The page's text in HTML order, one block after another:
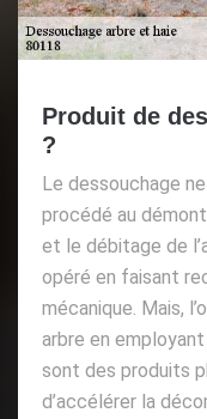
Produit de
?
Le dessouchage
procédé au
et le débitage de
opéré en faisant
mécanique. Mais,
arbre en
sont des produits
d’accélérer la